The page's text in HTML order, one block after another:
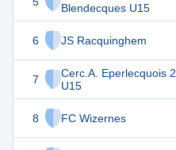
Blendecques U15
6 JS Racquinghem
7
Cerc.A. Eperlecquois 2
U15
8 FC Wizernes
16
8 16